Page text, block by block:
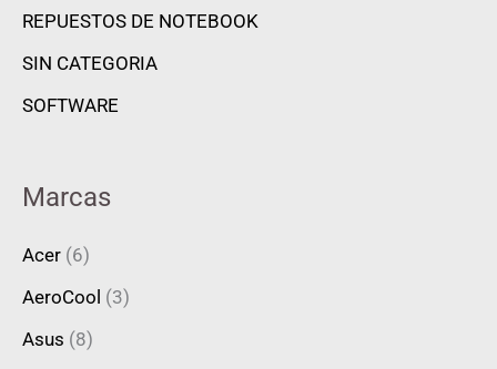
REPUESTOS DE NOTEBOOK
SIN CATEGORIA
SOFTWARE
Marcas
Acer (6)
AeroCool (3)
Asus (8)